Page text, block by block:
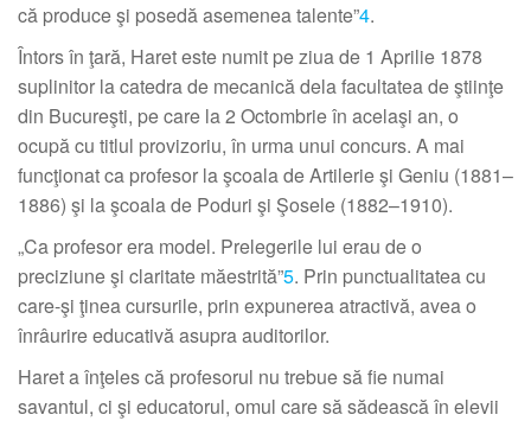
că produce şi posedă asemenea talente”4.
Întors în ţară, Haret este numit pe ziua de 1 Aprilie 1878
suplinitor la catedra de mecanică dela facultatea de ştiinţe
din Bucureşti, pe care la 2 Octombrie în acelaşi an, o
ocupă cu titlul provizoriu, în urma unui concurs. A mai
funcţionat ca profesor la şcoala de Artilerie şi Geniu (1881–
1886) şi la şcoala de Poduri şi Şosele (1882–1910).
„Ca profesor era model. Prelegerile lui erau de o
preciziune şi claritate măestrită”5. Prin punctualitatea cu
care-şi ţinea cursurile, prin expunerea atractivă, avea o
înrâurire educativă asupra auditorilor.
Haret a înţeles că profesorul nu trebue să fie numai
savantul, ci şi educatorul, omul care să sădească în elevii